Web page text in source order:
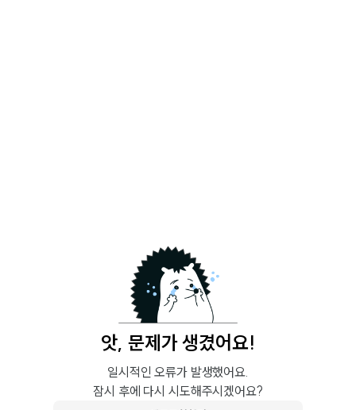
앗, 문제가 생겼어요!
일시적인 오류가 발생했어요.
잠시 후에 다시 시도해주시겠어요?